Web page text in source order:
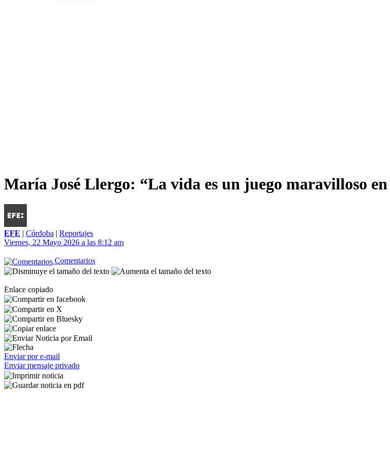
María José Llergo: “La vida es un juego maravilloso
EFE | Córdoba | Reportajes
Viernes, 22 Mayo 2026 a las 8:12 am
Comentarios
Enlace copiado
Enviar por e-mail
Enviar mensaje privado